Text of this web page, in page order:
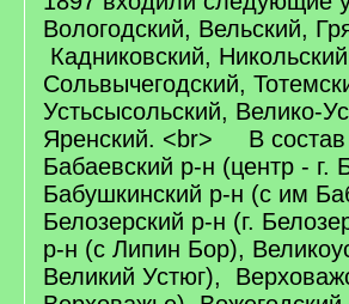
Вологодский, Вельский,
Кадниковский,
Сольвычегодский,
Устьсысольский, Велико-
Яренский. <br> В состав
Бабаевский р-н (центр - г.
Бабушкинский р-н (с им
Белозерский р-н (г.
р-н (с Липин Бор),
Великий Устюг),